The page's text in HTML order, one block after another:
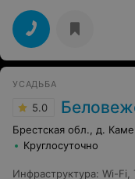
выходные. Очень
питомцами, к нашей
отнеслись.
УСАДЬБА
5.0
Круглосуточно
Инфраструктура: Wi-Fi